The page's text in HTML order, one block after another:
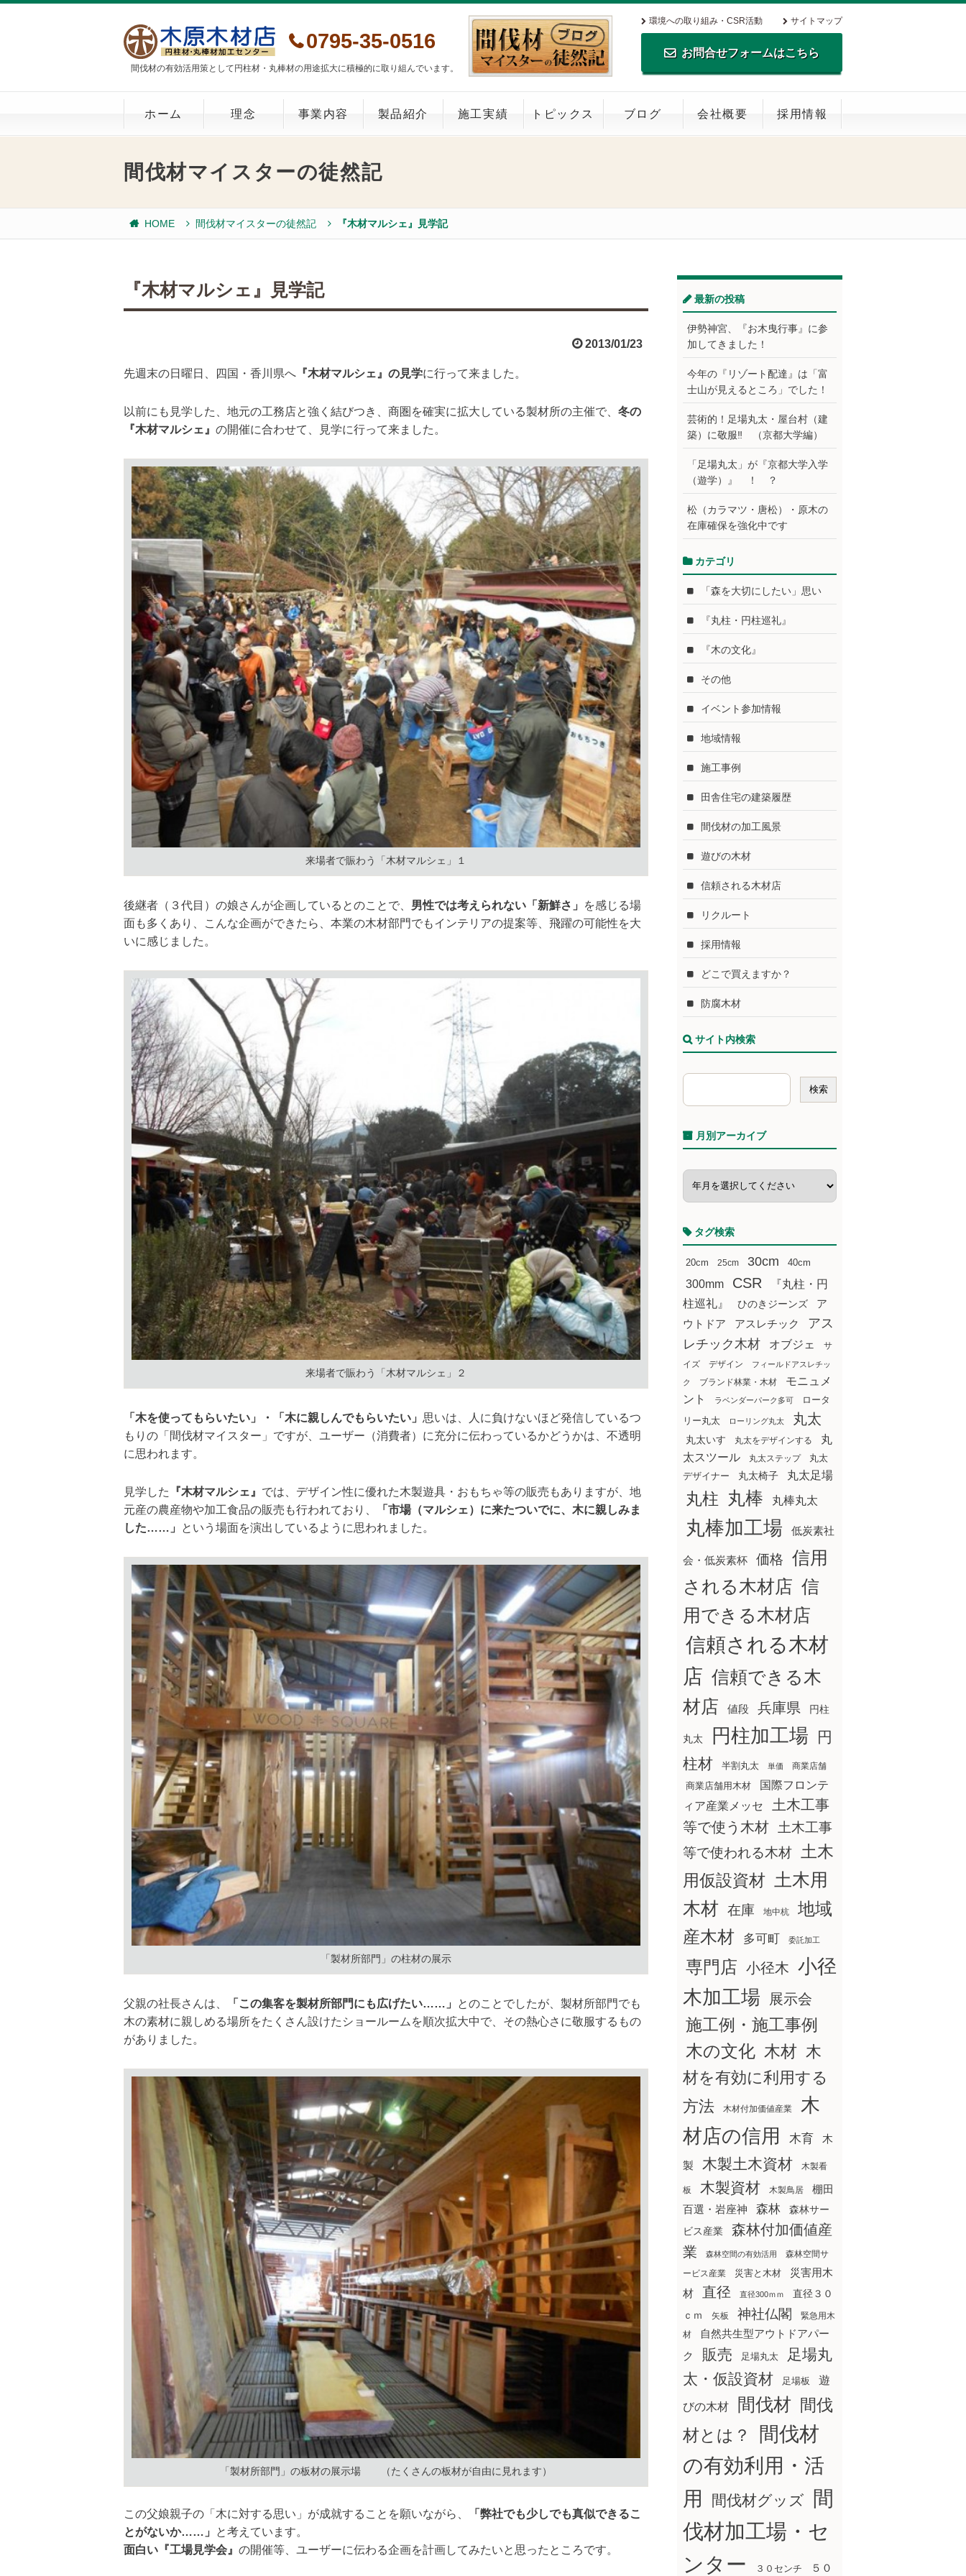
間伐材の有効活用策として円柱材・丸棒材の用途拡大に積極的に取り組んでいます。
0795-35-0516
環境への取り組み・CSR活動 サイトマップ
お問合せフォームはこちら
TEL.0795-35-0516 FAX.0795-35-
0269
ホーム 理念 事業内容 製品紹介 施工実績 トピックス ブログ 会社概要 採用情報
間伐材マイスターの徒然記
HOME 間伐材マイスターの徒然記 『木材マルシェ』見学記
『木材マルシェ』見学記
2013/01/23
先週末の日曜日、四国・香川県へ 『木材マルシェ』の見学に行って来ました。
以前にも見学した、地元の工務店と強く結びつき、商圏を確実に拡大している製材所の主催で、 冬の
『木材マルシェ』 の開催に合わせて、見学に行って来ました。
来場者で賑わう「木材マルシェ」１
後継者（３代目）の娘さんが企画しているとのことで、 男性では考えられない「新鮮さ」
を感じる場
面も多くあり、こんな企画ができたら、本業の木材部門でもインテリアの提案等、飛躍の可能性を大
いに感じました。
来場者で賑わう「木材マルシェ」２
「木を使ってもらいたい」・「木に親しんでもらいたい」 思いは、人に負けないほど発信しているつ
もりの「間伐材マイスター」ですが、ユーザー（消費者）に充分に伝わっているかどうかは、不透明
に思われます。
見学した 『木材マルシェ』 では、デザイン性に優れた木製遊具・おもちゃ等の販売もありますが、地
元産の農産物や加工食品の販売も行われており、
「市場（マルシェ）に来たついでに、木に親しみま
した……」
という場面を演出しているように思われました。
「製材所部門」の柱材の展示
父親の社長さんは、 「この集客を製材所部門にも広げたい……」
とのことでしたが、製材所部門でも
木の素材に親しめる場所をたくさん設けたショールームを順次拡大中で、その熱心さに敬服するもの
がありました。
「製材所部門」の板材の展示場 （たくさんの板材が自由に見れます）
この父娘親子の「木に対する思い」が成就することを願いながら、
「弊社でも少しでも真似できるこ
とがないか……」
と考えています。
面白い『工場見学会』 の開催等、ユーザーに伝わる企画を計画してみたいと思ったところです。
最新の投稿
伊勢神宮、『お木曳行事』に参
加してきました！
今年の『リゾート配達』は「富
士山が見えるところ」でした！
芸術的！足場丸太・屋台村（建
築）に敬服‼ （京都大学編）
「足場丸太」が『京都大学入学
（遊学）』 ！ ？
松（カラマツ・唐松）・原木の
在庫確保を強化中です
カテゴリ
「森を大切にしたい」思い
『丸柱・円柱巡礼』
『木の文化』
その他
イベント参加情報
地域情報
施工事例
田舎住宅の建築履歴
間伐材の加工風景
遊びの木材
信頼される木材店
リクルート
採用情報
どこで買えますか？
防腐木材
サイト内検索
月別アーカイブ
タグ検索
20cm 25cm 30cm 40cm
300mm CSR
『丸柱・円
柱巡礼』
ひのきジーンズ
ア
ウトドア
アスレチック
アス
レチック木材
オブジェ
サ
イズ
デザイン フィールドアスレチッ
ク ブランド林業・木材
モニュメ
ント
ラベンダーパーク多可
ロータ
リー丸太
ローリング丸太 丸太
丸太いす 丸太をデザインする
丸
太スツール
丸太ステップ
丸太
デザイナー
丸太椅子 丸太足場
丸柱 丸棒 丸棒丸太
丸棒加工場 低炭素社
会・低炭素杯 価格
信用
される木材店 信
用できる木材店
信頼される木材
店 信頼できる木
材店
値段 兵庫県 円柱
丸太 円柱加工場
円
柱材
半割丸太 単価 商業店舗
商業店舗用木材
国際フロンテ
ィア産業メッセ
土木工事
等で使う木材
土木工事
等で使われる木材
土木
用仮設資材 土木用
木材 在庫 地中杭
地域
産木材
多可町 委託加工
専門店 小径木 小径
木加工場
展示会
施工例・施工事例
木の文化 木材 木
材を有効に利用する
方法
木材付加価値産業
木
材店の信用
木育 木
製 木製土木資材 木製看
板 木製資材 木製鳥居
棚田
百選・岩座神
森林
森林サー
ビス産業
森林付加価値産
業
森林空間の有効活用
森林空間サ
ービス産業
災害と木材
災害用木
材
直径 直径300ｍｍ
直径３０
ｃｍ
矢板 神社仏閣
緊急用木
材
自然共生型アウトドアパー
ク
販売 足場丸太
足場丸
太・仮設資材
足場板 遊
びの木材 間伐材 間伐
材とは？
間伐材
の有効利用・活
用
間伐材グッズ
間
伐材加工場・セ
ンター
３０センチ ５０